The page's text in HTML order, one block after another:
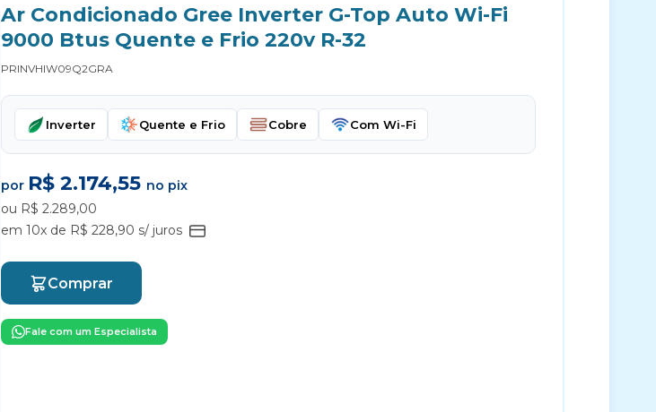
Ar Condicionado Gree Inverter G-Top Auto Wi-Fi
9000 Btus Quente e Frio 220v R-32
PRINVHIW09Q2GRA
Inverter Quente e Frio Cobre Com Wi-Fi
por R$ 2.174,55 no pix
ou R$ 2.289,00
em 10x de R$ 228,90 s/ juros
Comprar
Fale com um Especialista